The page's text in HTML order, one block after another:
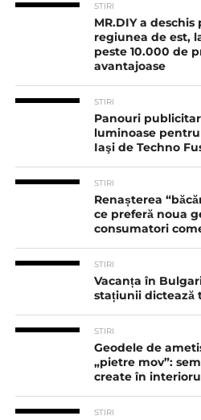
STIRI
MR.DIY a
regiunea de est,
peste 10.000 de
avantajoase
STIRI
Panouri
luminoase
Iaşi de Techno
STIRI
Renașterea
ce preferă noua
consumatori
STIRI
Vacanța în
stațiunii dictează
STIRI
Geodele de
„pietre mov”:
create în
STIRI